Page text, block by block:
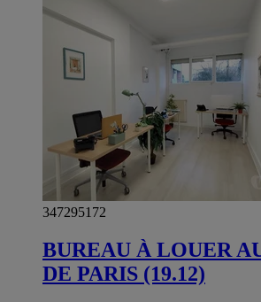
347295172
BUREAU À LOUER
DE PARIS (19.12)